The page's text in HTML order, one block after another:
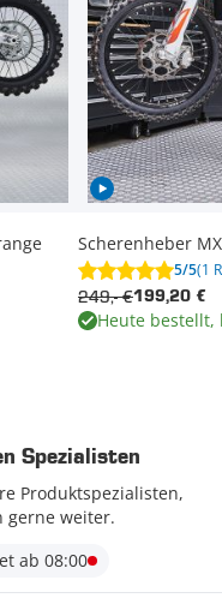
Scherenheber
5/5(1
199,20 €
249,- €
Heute bestellt,
Spezialisten
Produktspezialisten,
gerne weiter.
ab 08:00